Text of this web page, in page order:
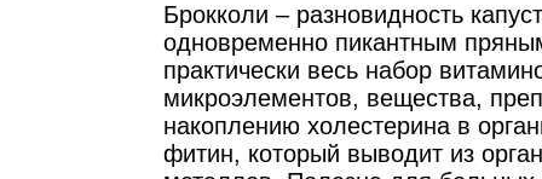
Брокколи – разновидность
одновременно пикантным
практически весь набор
микроэлементов, вещества,
накоплению холестерина в
фитин, который выводит из